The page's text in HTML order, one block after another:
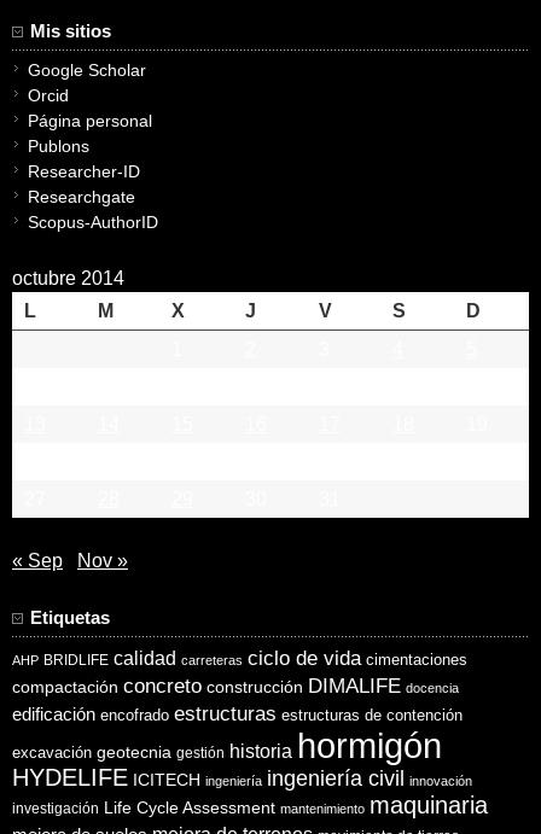
Mis sitios
Google Scholar
Orcid
Página personal
Publons
Researcher-ID
Researchgate
Scopus-AuthorID
octubre 2014
L
M X J V S
D
« Sep Nov »
Etiquetas
AHP BRIDLIFE calidad carreteras ciclo de vida cimentaciones
compactación concreto construcción DIMALIFE docencia
edificación encofrado estructuras estructuras de contención
excavación geotecnia gestión historia hormigón
HYDELIFE ICITECH ingeniería ingeniería civil innovación
investigación Life Cycle Assessment mantenimiento maquinaria